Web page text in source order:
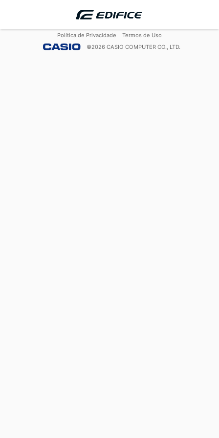
Política de Privacidade
Termos de Uso
©2026 CASIO COMPUTER CO., LTD.